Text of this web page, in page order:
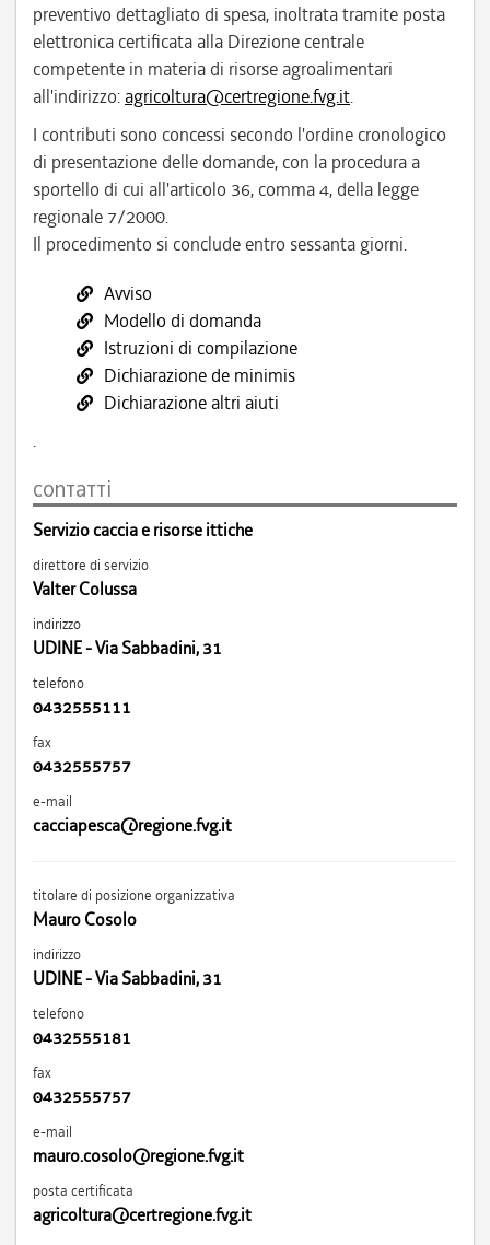
preventivo dettagliato di spesa, inoltrata tramite posta
elettronica certificata alla Direzione centrale
competente in materia di risorse agroalimentari
all'indirizzo:agricoltura@certregione.fvg.it.
I contributi sono concessi secondo l'ordine cronologico
di presentazione delle domande, con la procedura a
sportello di cui all'articolo 36, comma 4, della legge
regionale 7/2000.
Il procedimento si conclude entro sessanta giorni.
Avviso
Modello di domanda
Istruzioni di compilazione
Dichiarazione de minimis
Dichiarazione altri aiuti
.
contatti
Servizio caccia e risorse ittiche
direttore di servizio
Valter Colussa
indirizzo
UDINE - Via Sabbadini, 31
telefono
0432555111
fax
0432555757
e-mail
cacciapesca@regione.fvg.it
titolare di posizione organizzativa
Mauro Cosolo
indirizzo
UDINE - Via Sabbadini, 31
telefono
0432555181
fax
0432555757
e-mail
mauro.cosolo@regione.fvg.it
posta certificata
agricoltura@certregione.fvg.it